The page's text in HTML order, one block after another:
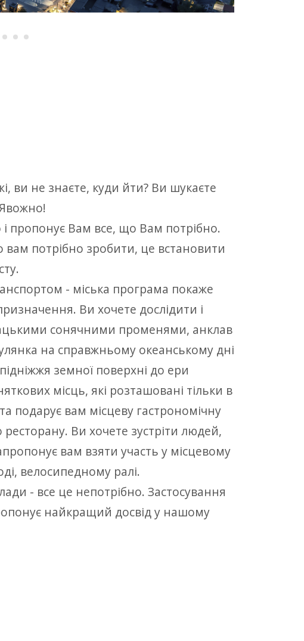
ви не знаєте, куди йти? Ви шукаєте
пропонує Вам все, що Вам потрібно.
потрібно зробити, це встановити
- міська програма покаже
Ви хочете дослідити і
сонячними променями, анклав
на справжньому океанському дні
земної поверхні до ери
місць, які розташовані тільки в
подарує вам місцеву гастрономічну
Ви хочете зустріти людей,
вам взяти участь у місцевому
велосипедному ралі.
- все це непотрібно. Застосування
найкращий досвід у нашому